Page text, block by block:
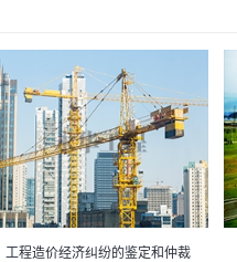
工程造价经济纠纷的鉴定和仲裁